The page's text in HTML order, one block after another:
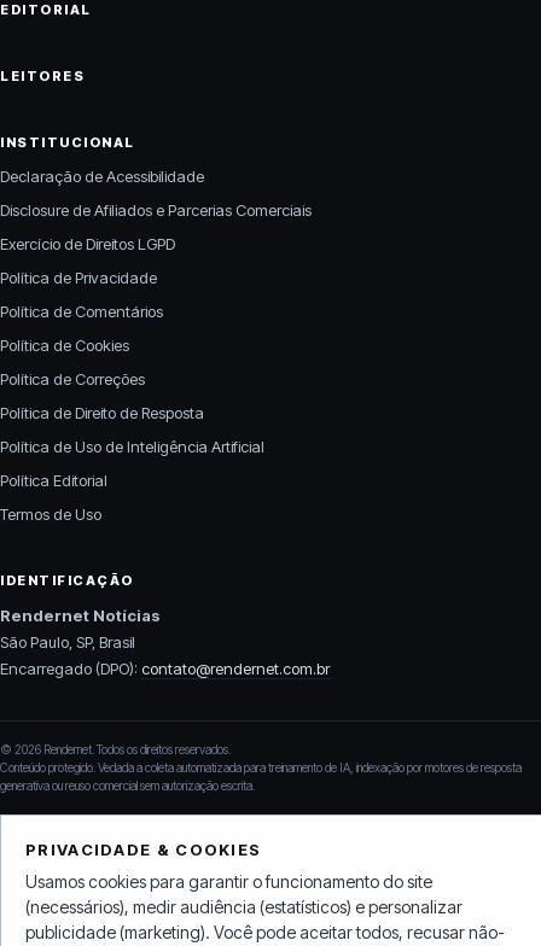
EDITORIAL
LEITORES
INSTITUCIONAL
Declaração de Acessibilidade
Disclosure de Afiliados e Parcerias Comerciais
Exercício de Direitos LGPD
Política de Privacidade
Política de Comentários
Política de Cookies
Política de Correções
Política de Direito de Resposta
Política de Uso de Inteligência Artificial
Política Editorial
Termos de Uso
IDENTIFICAÇÃO
Rendernet Notícias
São Paulo, SP, Brasil
Encarregado (DPO): contato@rendernet.com.br
© 2026 Rendernet. Todos os direitos reservados.
Conteúdo protegido. Vedada a coleta automatizada para treinamento de IA, indexação por motores de resposta
generativa ou reuso comercial sem autorização escrita.
PRIVACIDADE & COOKIES
Usamos cookies para garantir o funcionamento do site
(necessários), medir audiência (estatísticos) e personalizar
publicidade (marketing). Você pode aceitar todos, recusar não-